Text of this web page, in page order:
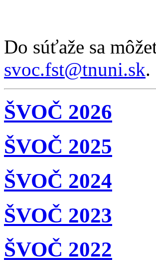
Do súťaže sa
svoc.fst@tnuni.sk.
ŠVOČ 2026
ŠVOČ 2025
ŠVOČ 2024
ŠVOČ 2023
ŠVOČ 2022